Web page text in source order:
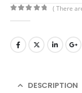
( There
DESCRIPTION